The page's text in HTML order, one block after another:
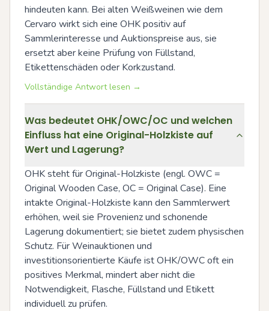
hindeuten kann. Bei alten Weißweinen wie dem
Cervaro wirkt sich eine OHK positiv auf
Sammlerinteresse und Auktionspreise aus, sie
ersetzt aber keine Prüfung von Füllstand,
Etikettenschäden oder Korkzustand.
Vollständige Antwort lesen →
Was bedeutet OHK/OWC/OC und welchen
Einfluss hat eine Original-Holzkiste auf
Wert und Lagerung?
OHK steht für Original-Holzkiste (engl. OWC =
Original Wooden Case, OC = Original Case). Eine
intakte Original-Holzkiste kann den Sammlerwert
erhöhen, weil sie Provenienz und schonende
Lagerung dokumentiert; sie bietet zudem physischen
Schutz. Für Weinauktionen und
investitionsorientierte Käufe ist OHK/OWC oft ein
positives Merkmal, mindert aber nicht die
Notwendigkeit, Flasche, Füllstand und Etikett
individuell zu prüfen.